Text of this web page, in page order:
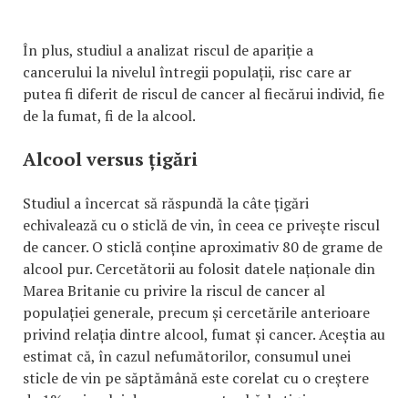
În plus, studiul a analizat riscul de apariție a
cancerului la nivelul întregii populații, risc care ar
putea fi diferit de riscul de cancer al fiecărui individ, fie
de la fumat, fi de la alcool.
Alcool versus țigări
Studiul a încercat să răspundă la câte țigări
echivalează cu o sticlă de vin, în ceea ce privește riscul
de cancer. O sticlă conține aproximativ 80 de grame de
alcool pur. Cercetătorii au folosit datele naționale din
Marea Britanie cu privire la riscul de cancer al
populației generale, precum și cercetările anterioare
privind relația dintre alcool, fumat și cancer. Aceștia au
estimat că, în cazul nefumătorilor, consumul unei
sticle de vin pe săptămână este corelat cu o creștere